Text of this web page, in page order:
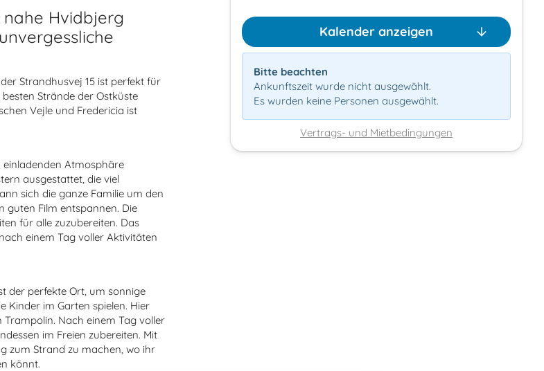
Hvidbjerg
Strandhusvej 15 ist perfekt für
Strände der Ostküste
Vejle und Fredericia ist
einladenden Atmosphäre
ausgestattet, die viel
sich die ganze Familie um den
guten Film entspannen. Die
für alle zuzubereiten. Das
einem Tag voller Aktivitäten
der perfekte Ort, um sonnige
Kinder im Garten spielen. Hier
Nach einem Tag voller
im Freien zubereiten. Mit
zum Strand zu machen, wo ihr
könnt.
Kalender anzeigen
Bitte beachten
Ankunftszeit wurde nicht ausgewählt.
Es wurden keine Personen ausgewählt.
Vertrags- und Mietbedingungen